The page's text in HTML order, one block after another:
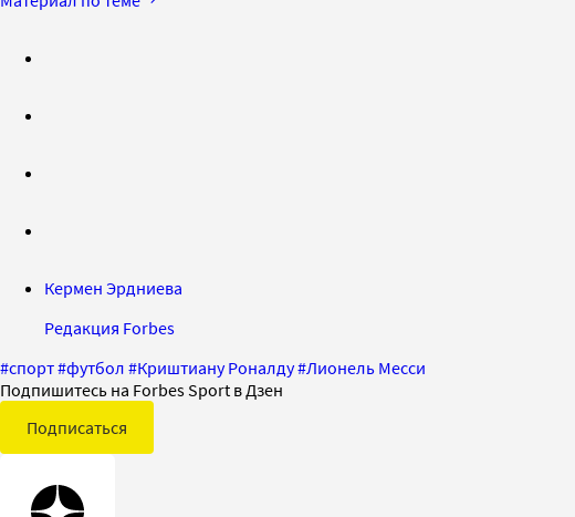
Кермен Эрдниева
Редакция Forbes
#спорт#футбол #Криштиану Роналду#Лионель Месси
Подпишитесь на Forbes Sport в Дзен
Подписаться